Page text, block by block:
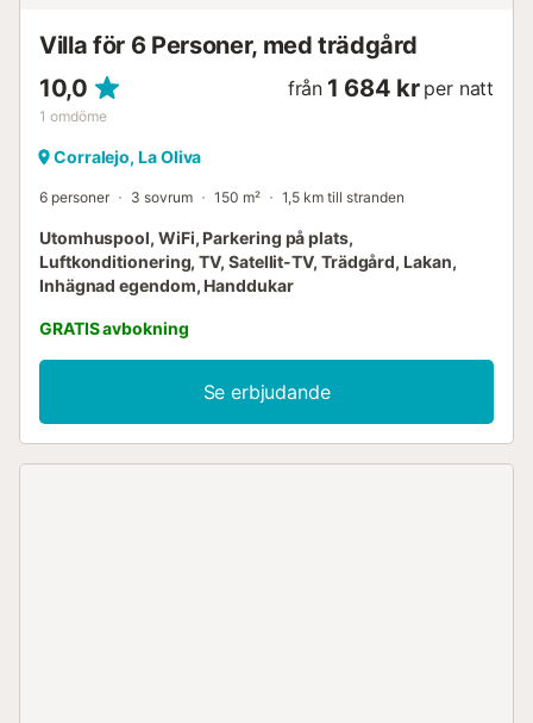
Villa för 6 Personer, med trädgård
10,0
1 omdöme
från 1 684 kr per natt
Corralejo, La Oliva
6 personer 3 sovrum 150 m² 1,5 km till stranden
Utomhuspool, WiFi, Parkering på plats,
Luftkonditionering, TV, Satellit-TV, Trädgård, Lakan,
Inhägnad egendom, Handdukar
GRATIS avbokning
Se erbjudande